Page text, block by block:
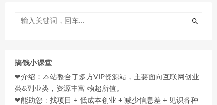
搞钱小课堂
❤介绍：本站整合了多方VIP资源站，主要面向互联网创业
类&副业类，资源丰富 物超所值。
❤能助您：找项目 + 低成本创业 + 减少信息差 + 见识各种